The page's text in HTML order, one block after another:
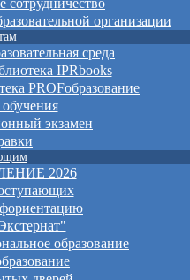
организации
среда
IPRbooks
PROFобразование
экзамен
2026
образование